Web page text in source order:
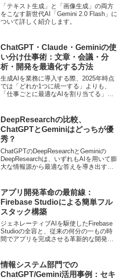
「テキスト生成」と「画像生成」の両方
をこなす新世代AI「Gemini 2.0 Flash」に
ついて詳しく紹介します。
ChatGPT・Claude・Geminiの使
い分け仕事術：文章・会議・分
析・開発を最適化する方法
生成AIを業務に導入する際、2025年時点
では「どれか1つに統一する」よりも、
「仕事ごとに最適なAIを割り当てる」ほ
Claude、アイデア出しはChatGPT、リサ
ーチ...
DeepResearchの比較、
ChatGPTとGeminiはどっちが優
秀？
ChatGPTのDeepResearchとGeminiの
DeepResearchは、いずれもAIを用いて膨
大な情報源から最適な答えを導き出す強
のはどちらなのか」などの疑...
アプリ開発革命の最前線：
Firebase Studioによる簡単フル
スタック構築
ジェネレーティブAIを駆使したFirebase
Studioの全容と、従来の何分の一もの時
間でアプリを完成させる革新的な開発手
情報システム部門での
ChatGPT/Gemini活用事例：セキ